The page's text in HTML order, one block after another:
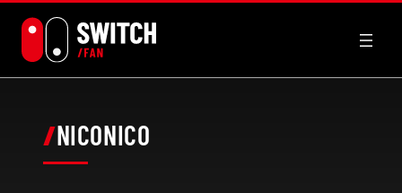
contenu
NICONICO